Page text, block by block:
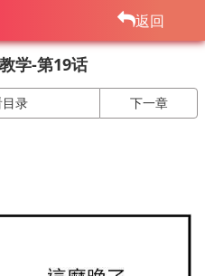
返回
学-第19话
录 下一章